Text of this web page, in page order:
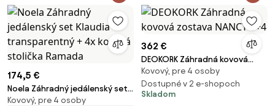
174,5 €
Noela Záhradný jedálenský set
Klaudia transparentný + 4x
Kovový, pre 4 osoby
362 €
DEOKORK Záhradná kovová
zostava NANCY 1+4
Kovový, pre 4 osoby
Dostupné v 2 e-shopoch
Skladom